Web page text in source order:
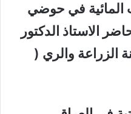
المائية في حوضي
/ ج1 ) للمحاضر الاستاذ الدكتور
الزراعة والري (